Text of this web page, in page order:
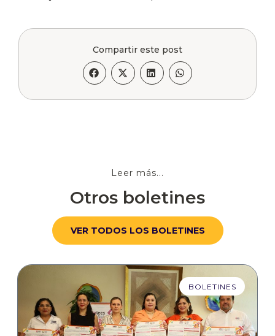
Compartir este post
Leer más...
Otros boletines
VER TODOS LOS BOLETINES
BOLETINES